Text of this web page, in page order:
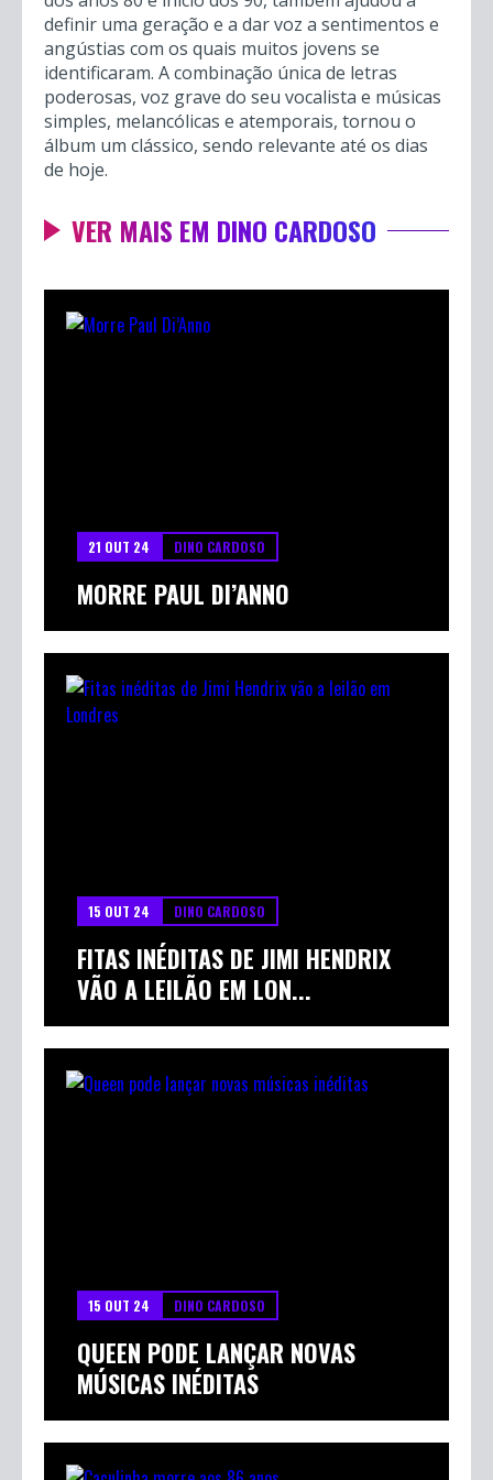
definir uma geração e a dar voz a sentimentos e
angústias com os quais muitos jovens se
identificaram. A combinação única de letras
poderosas, voz grave do seu vocalista e músicas
simples, melancólicas e atemporais, tornou o
álbum um clássico, sendo relevante até os dias
de hoje.
VER MAIS EM DINO CARDOSO
21 OUT 24 DINO CARDOSO
MORRE PAUL DI’ANNO
15 OUT 24 DINO CARDOSO
FITAS INÉDITAS DE JIMI HENDRIX
VÃO A LEILÃO EM LON...
15 OUT 24 DINO CARDOSO
QUEEN PODE LANÇAR NOVAS
MÚSICAS INÉDITAS